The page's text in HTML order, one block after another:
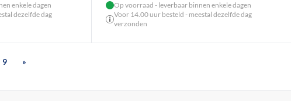
enkele dagen
dezelfde dag
Op voorraad - leverbaar binnen enkele dagen
Voor 14.00 uur besteld - meestal dezelfde dag
verzonden
9 »